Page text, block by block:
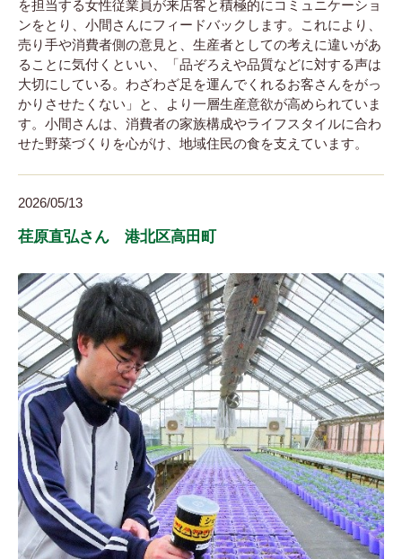
を担当する女性従業員が来店客と積極的にコミュニケーショ
ンをとり、小間さんにフィードバックします。これにより、
売り手や消費者側の意見と、生産者としての考えに違いがあ
ることに気付くといい、「品ぞろえや品質などに対する声は
大切にしている。わざわざ足を運んでくれるお客さんをがっ
かりさせたくない」と、より一層生産意欲が高められていま
す。小間さんは、消費者の家族構成やライフスタイルに合わ
せた野菜づくりを心がけ、地域住民の食を支えています。
2026/05/13
荏原直弘さん 港北区高田町